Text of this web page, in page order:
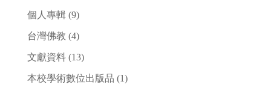
個人專輯(9)
台灣佛教 (4)
文獻資料(13)
本校學術數位出版品 (1)